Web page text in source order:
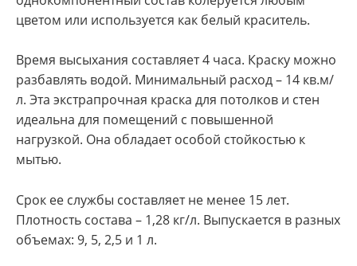
цветом или используется как белый краситель.
Время высыхания составляет 4 часа. Краску можно
разбавлять водой. Минимальный расход – 14 кв.м/
л. Эта экстрапрочная краска для потолков и стен
идеальна для помещений с повышенной
нагрузкой. Она обладает особой стойкостью к
мытью.
Срок ее службы составляет не менее 15 лет.
Плотность состава – 1,28 кг/л. Выпускается в разных
объемах: 9, 5, 2,5 и 1 л.